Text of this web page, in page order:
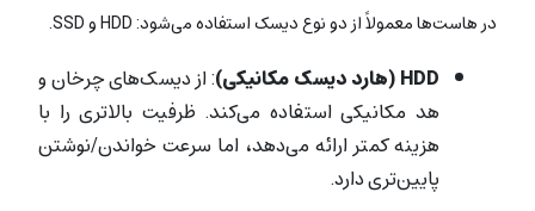
در هاست‌ها معمولاً از دو نوع دیسک استفاده می‌شود: HDD و SSD.
HDD (هارد دیسک مکانیکی)
: از دیسک‌های چرخان و
هد مکانیکی استفاده می‌کند. ظرفیت بالاتری را با
هزینه کمتر ارائه می‌دهد، اما سرعت خواندن/نوشتن
پایین‌تری دارد.